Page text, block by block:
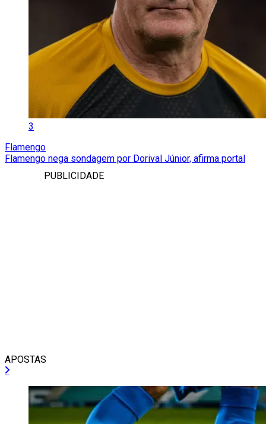
3
Flamengo
Flamengo nega sondagem por Dorival Júnior, afirma portal
PUBLICIDADE
APOSTAS